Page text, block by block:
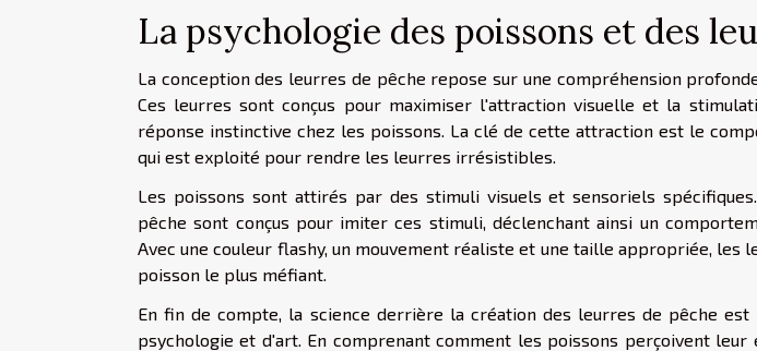
La psychologie des poissons et des
La conception des leurres de pêche repose sur une compréhension
Ces leurres sont conçus pour maximiser l'attraction visuelle et la
réponse instinctive chez les poissons. La clé de cette attraction est le
qui est exploité pour rendre les leurres irrésistibles.
Les poissons sont attirés par des stimuli visuels et sensoriels
pêche sont conçus pour imiter ces stimuli, déclenchant ainsi un
Avec une couleur flashy, un mouvement réaliste et une taille appropriée, les
poisson le plus méfiant.
En fin de compte, la science derrière la création des leurres de pêche est
psychologie et d'art. En comprenant comment les poissons perçoivent leur